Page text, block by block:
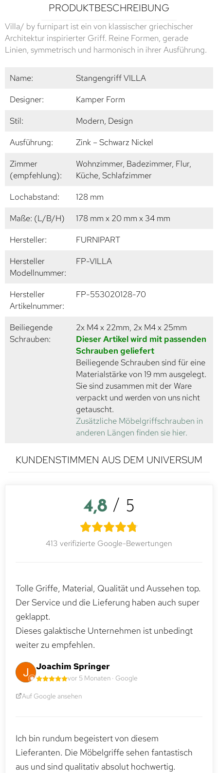
PRODUKTBESCHREIBUNG
Villa/ by furnipart ist ein von klassischer griechischer
Architektur inspirierter Griff. Reine Formen, gerade
Linien, symmetrisch und harmonisch in ihrer Ausführung.
Name:
Stangengriff VILLA
Designer:
Kamper Form
Stil:
Modern, Design
Ausführung:
Zink – Schwarz Nickel
Zimmer
(empfehlung):
Wohnzimmer, Badezimmer, Flur,
Küche, Schlafzimmer
Lochabstand:
128 mm
Maße: (L/B/H)
178 mm x 20 mm x 34 mm
Hersteller:
FURNIPART
Hersteller
Modellnummer:
FP-VILLA
Hersteller
Artikelnummer:
FP-553020128-70
Beiliegende
Schrauben:
2x M4 x 22mm, 2x M4 x 25mm
Dieser Artikel wird mit passenden
Schrauben geliefert
Beiliegende Schrauben sind für eine
Materialstärke von 19 mm ausgelegt.
Sie sind zusammen mit der Ware
verpackt und werden von uns nicht
getauscht.
Zusätzliche Möbelgriffschrauben in
anderen Längen finden sie hier.
KUNDENSTIMMEN AUS DEM UNIVERSUM
4,8 / 5
413 verifizierte Google-Bewertungen
Tolle Griffe, Material, Qualität und Aussehen top.
Der Service und die Lieferung haben auch super
geklappt.
Dieses galaktische Unternehmen ist unbedingt
weiter zu empfehlen.
Joachim Springer
vor 5 Monaten · Google
Auf Google ansehen
Ich bin rundum begeistert von diesem
Lieferanten. Die Möbelgriffe sehen fantastisch
aus und sind qualitativ absolut hochwertig.